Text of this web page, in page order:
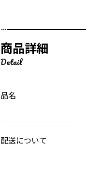
商品詳細
Detail
品名
配送について